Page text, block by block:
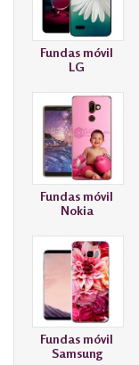
Fundas móvil
LG
Fundas móvil
Nokia
Fundas móvil
Samsung